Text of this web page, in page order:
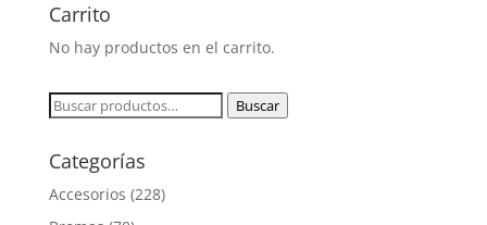
Carrito
No hay productos en el carrito.
Buscar
Buscar
Categorías
Accesorios (228)